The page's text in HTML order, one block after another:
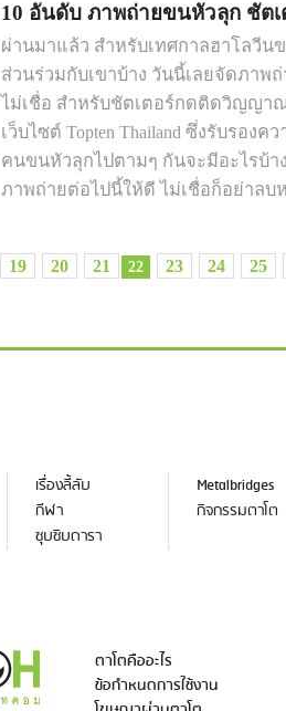
10 อันดับ ภาพถ่ายขนหัวลุก ชั
ผ่านมาแล้ว สำหรับเทศกาลฮาโลวีน
ส่วนร่วมกับเขาบ้าง วันนี้เลยจัดภาพ
ไม่เชื่อ สำหรับชัตเตอร์กดติดวิญญา
เว็บไซต์ Topten Thailand ซึ่งรับรอง
คนขนหัวลุกไปตามๆ กันจะมีอะไรบ้า
ภาพถ่ายต่อไปนี้ให้ดี ไม่เชื่อก็อย่าลบ
19 20 21 22 23 24 25
เรื่องลี้ลับ
กีฬา
ซุบซิบดารา
Metalbridges
กิจกรรมตาโต
ตาโตคืออะไร
ข้อกำหนดการใช้งาน